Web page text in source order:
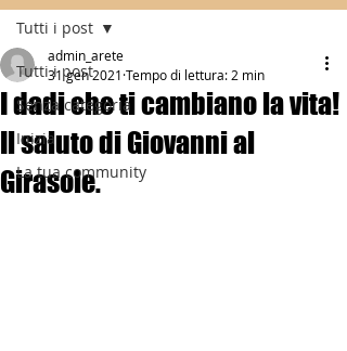
Tutti i post
Senza categoria
Inizia
La tua community
Tutti i post
I dadi che ti cambiano la vita!
Il saluto di Giovanni al
Girasole.
admin_arete
31 gen 2021 Tempo di lettura: 2 min